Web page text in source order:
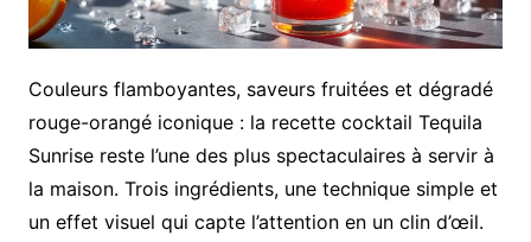
Couleurs flamboyantes, saveurs fruitées et dégradé
rouge-orangé iconique : la recette cocktail Tequila
Sunrise reste l’une des plus spectaculaires à servir à
la maison. Trois ingrédients, une technique simple et
un effet visuel qui capte l’attention en un clin d’œil.